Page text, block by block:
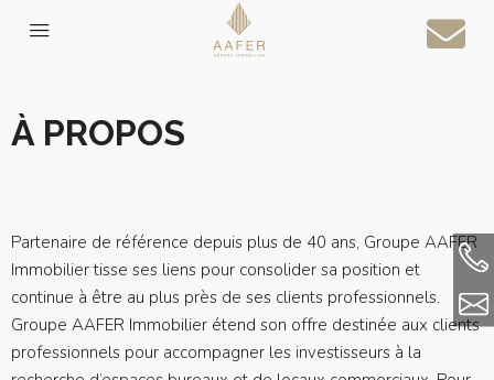
AAFER Business
À PROPOS
Partenaire de référence depuis plus de 40 ans, Groupe AAFER
Immobilier tisse ses liens pour consolider sa position et
continue à être au plus près de ses clients professionnels.
Groupe AAFER Immobilier étend son offre destinée aux clients
professionnels pour accompagner les investisseurs à la